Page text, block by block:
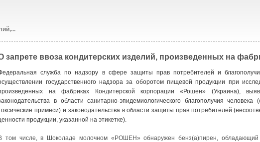
запрете ввоза кондитерских изделий, произведенных на
служба по надзору в сфере защиты прав потребителей и
государственного надзора за оборотом пищевой продукции при
на фабриках Кондитерской корпорации «Рошен» (Украина),
в области санитарно-эпидемиологического благополучия человека
примеси) и законодательства в области защиты прав потребителей
продукции, указанной на этикетке).
том числе, в Шоколаде молочном «РОШЕН» обнаружен бенз(а)пирен, обладающий